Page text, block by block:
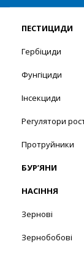
ПЕСТИЦИДИ
Гербіциди
Фунгіциди
Інсекциди
Регулятори
Протруйники
БУР’ЯНИ
НАСІННЯ
Зернові
Зернобобові